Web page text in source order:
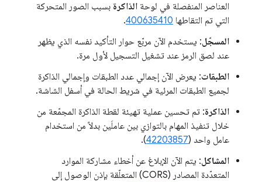
العناصر المنفصلة في لوحة الذاكرة بسبب الصور المتحركة
التي تم التقاطها 400635410
.
المسجّل: يستخدم الآن مربّع حوار التأكيد نفسه الذي يظهر
عند لصق الرمز عند تشغيل التسجيل لأول مرة.
الطبقات: يعرض الآن إجمالي عدد الطبقات وإجمالي الذاكرة
لجميع الطبقات المرئية في شريط الحالة في أسفل الشاشة.
الذاكرة: تم تحسين عملية تهيئة لقطة الذاكرة المجمّعة من
خلال تنفيذ المهام بالتوازي بين عاملَين بدلاً من استخدام
عامل واحد (42203857
).
المشاكل: يتم الآن الإبلاغ عن أخطاء مشاركة الموارد
المتعدّدة المصادر (CORS) المتعلّقة بإذن الوصول إلى